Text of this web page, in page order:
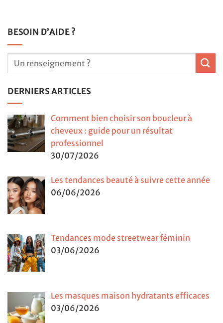
BESOIN D’AIDE ?
DERNIERS ARTICLES
Comment bien choisir son boucleur à
cheveux : guide pour un résultat
professionnel
30/07/2026
Les tendances beauté à suivre cette année
06/06/2026
Tendances mode streetwear féminin
03/06/2026
Les masques maison hydratants efficaces
03/06/2026